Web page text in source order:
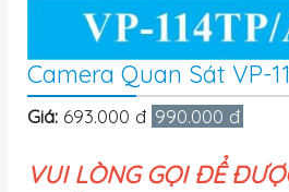
Camera Quan Sát VP-
Giá: 693.000 đ 990.000 đ
VUI LÒNG GỌI ĐỂ